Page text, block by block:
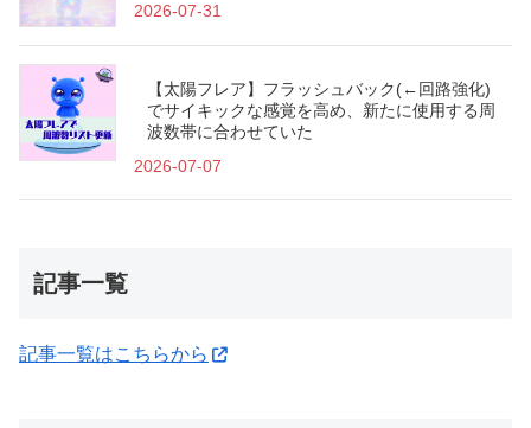
2026-07-31
【太陽フレア】フラッシュバック(←回路強化)
でサイキックな感覚を高め、新たに使用する周
波数帯に合わせていた
2026-07-07
記事一覧
記事一覧はこちらから